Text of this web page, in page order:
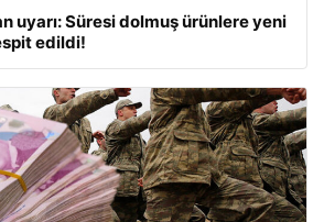
uyarı: Süresi dolmuş ürünlere yeni
edildi!